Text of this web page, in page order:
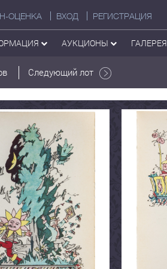
ОЦЕНКА ВХОД РЕГИСТРАЦИЯ
АУКЦИОНЫ ГАЛЕРЕЯ
Следующий лот